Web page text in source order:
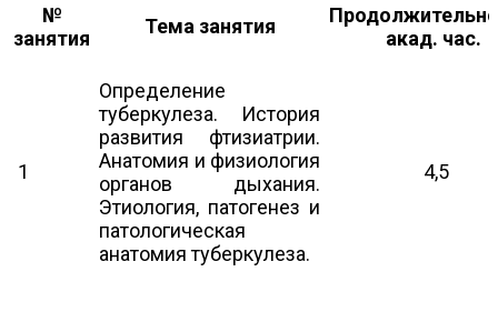
№
занятия
Тема занятия
акад. час.
1
Определение
туберкулеза. История
развития фтизиатрии.
Анатомия и физиология
органов дыхания.
Этиология, патогенез и
патологическая
анатомия туберкулеза.
4,5